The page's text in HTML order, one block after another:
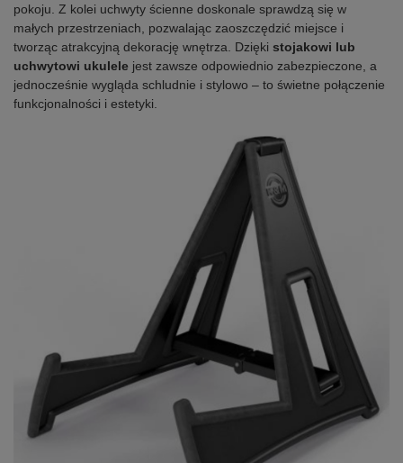
pokoju. Z kolei uchwyty ścienne doskonale sprawdzą się w
małych przestrzeniach, pozwalając zaoszczędzić miejsce i
tworząc atrakcyjną dekorację wnętrza. Dzięki stojakowi lub
uchwytowi ukulele jest zawsze odpowiednio zabezpieczone, a
jednocześnie wygląda schludnie i stylowo – to świetne połączenie
funkcjonalności i estetyki.